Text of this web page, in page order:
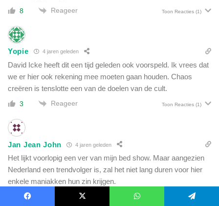
8 Reageer Toon Reacties (1)
Yopie 4 jaren geleden
David Icke heeft dit een tijd geleden ook voorspeld. Ik vrees dat
we er hier ook rekening mee moeten gaan houden. Chaos
creëren is tenslotte een van de doelen van de cult.
3 Reageer Toon Reacties (1)
Jan Jean John 4 jaren geleden
Het lijkt voorlopig een ver van mijn bed show. Maar aangezien
Nederland een trendvolger is, zal het niet lang duren voor hier
enkele maniakken hun zin krijgen.